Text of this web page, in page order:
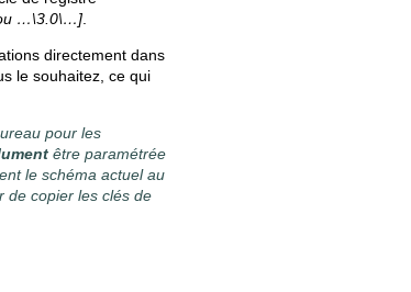
…\3.0\…]
directement dans
le souhaitez, ce qui
pour les
être paramétrée
le schéma actuel au
de copier les clés de